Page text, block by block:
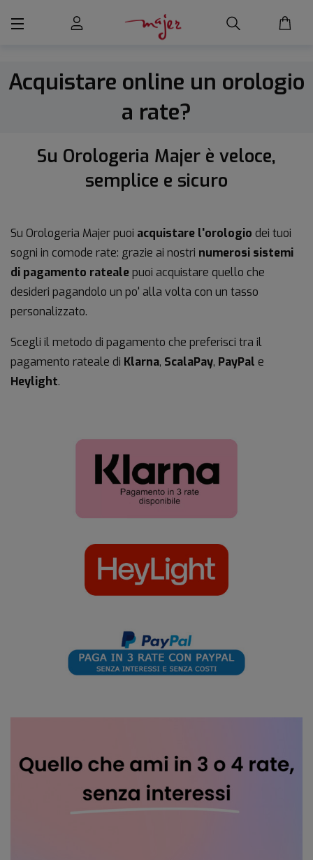
Acquistare online un orologio
a rate?
Su Orologeria Majer è veloce,
semplice e sicuro
Su Orologeria Majer puoi acquistare l'orologio dei tuoi
sogni in comode rate: grazie ai nostri numerosi sistemi
di pagamento ratealepuoi acquistare quello che
desideri pagandolo un po' alla volta con un tasso
personalizzato.
Scegli il metodo di pagamento che preferisci tra il
pagamento rateale di Klarna, ScalaPay, PayPal e
Heylight.